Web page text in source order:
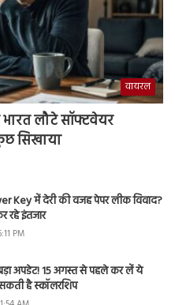
वायरल
लौटे सॉफ्टवेयर
सिखाया
Key में देरी की वजह पेपर लीक विवाद?
रहे इंतजार
PM
बड़ा अपडेट! 15 अगस्त से पहले कर लें ये
है स्कॉलरशिप